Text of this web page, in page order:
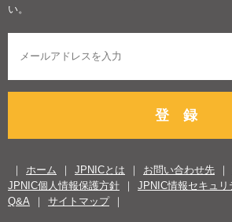
い。
登 録
ホーム JPNICとは お問い合わせ先
JPNIC個人情報保護方針
JPNIC情報セキュリ
Q&A
サイトマップ